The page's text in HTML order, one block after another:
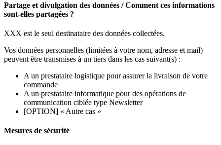
Partage et divulgation des données / Comment ces informations
sont-elles partagées ?
XXX est le seul destinataire des données collectées.
Vos données personnelles (limitées à votre nom, adresse et mail)
peuvent être transmises à un tiers dans les cas suivant(s) :
A un prestataire logistique pour assurer la livraison de votre
commande
A un prestataire informatique pour des opérations de
communication ciblée type Newsletter
[OPTION] « Autre cas »
Mesures de sécurité